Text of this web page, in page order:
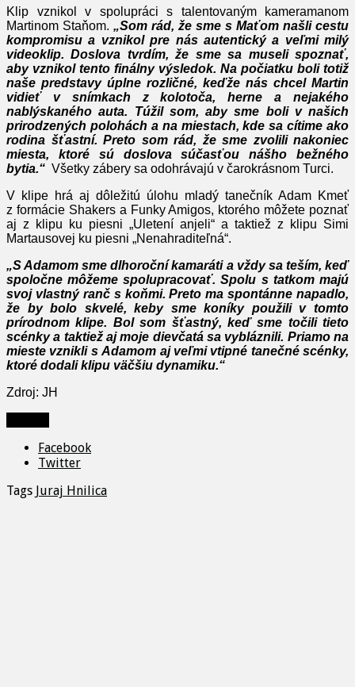
Klip vznikol v spolupráci s talentovaným kameramanom
Martinom Staňom. „Som rád, že sme s Maťom našli cestu
kompromisu a vznikol pre nás autentický a veľmi milý
videoklip. Doslova tvrdím, že sme sa museli spoznať,
aby vznikol tento finálny výsledok. Na počiatku boli totiž
naše predstavy úplne rozličné, keďže nás chcel Martin
vidieť v snímkach z kolotoča, herne a nejakého
nablýskaného auta. Túžil som, aby sme boli v našich
prirodzených polohách a na miestach, kde sa cítime ako
rodina šťastní. Preto som rád, že sme zvolili nakoniec
miesta, ktoré sú doslova súčasťou nášho bežného
bytia.“ Všetky zábery sa odohrávajú v čarokrásnom Turci.
V klipe hrá aj dôležitú úlohu mladý tanečník Adam Kmeť
z formácie Shakers a Funky Amigos, ktorého môžete poznať
aj z klipu ku piesni „Uletení anjeli“ a taktiež z klipu Simi
Martausovej ku piesni „Nenahraditeľná“.
„S Adamom sme dlhoroční kamaráti a vždy sa teším, keď
spoločne môžeme spolupracovať. Spolu s tatkom majú
svoj vlastný ranč s koňmi. Preto ma spontánne napadlo,
že by bolo skvelé, keby sme koníky použili v tomto
prírodnom klipe. Bol som šťastný, keď sme točili tieto
scénky a taktiež aj moje dievčatá sa vybláznili. Priamo na
mieste vznikli s Adamom aj veľmi vtipné tanečné scénky,
ktoré dodali klipu väčšiu dynamiku.“
Zdroj: JH
Facebook
Twitter
Tags Juraj Hnilica